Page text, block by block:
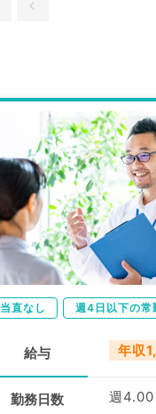
当直なし 週4日以下の常
給与 年収
勤務日数 週4.00